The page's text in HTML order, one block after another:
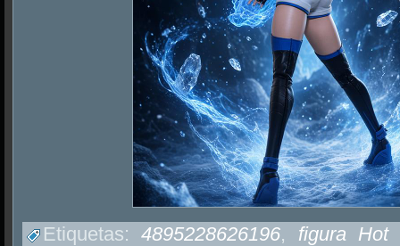
Etiquetas:4895228626196, figura Hot